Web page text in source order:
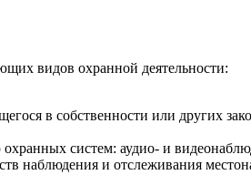
видов охранной деятельности:
в собственности или других
систем: аудио- и
наблюдения и отслеживания